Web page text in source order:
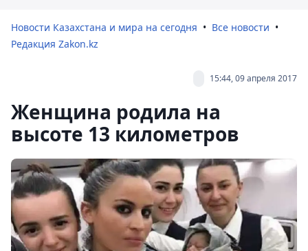
Новости Казахстана и мира на сегодня
Все новости
Редакция Zakon.kz
15:44, 09 апреля 2017
Женщина родила на
высоте 13 километров